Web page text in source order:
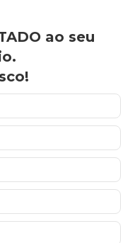
ao seu